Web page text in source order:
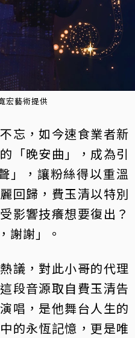
宏藝術提供
忘，如今速食業者新
「晚安曲」，成為引
」，讓粉絲得以重溫
回歸，費玉清以特別
影響技癢想要復出？
謝謝」。
議，對此小哥的代理
段音源取自費玉清告
唱，是他舞台人生的
的永恆記憶，更是唯